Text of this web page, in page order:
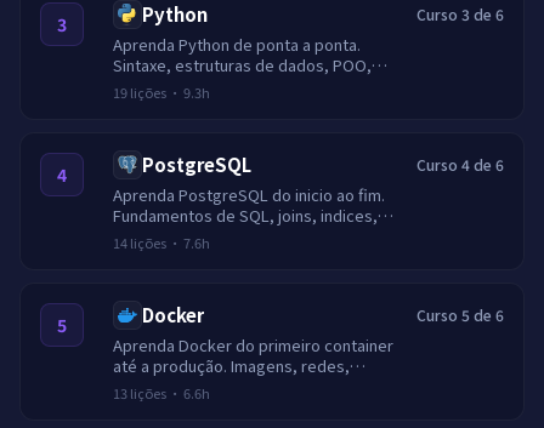
3 Python
Aprenda Python de ponta a ponta.
Sintaxe, estruturas de dados, POO,
geradores, async, testes e
empacotamento.
19lições · 9.3h
Curso 3 de 6
4 PostgreSQL
Aprenda PostgreSQL do inicio ao fim.
Fundamentos de SQL, joins, indices,
transacoes, JSONB, EXPLAIN e design
de schema.
14lições · 7.6h
Curso 4 de 6
5 Docker
Aprenda Docker do primeiro container
até a produção. Imagens, redes,
volumes, Compose, builds multi-stage
e registries seguros.
13lições · 6.6h
Curso 5 de 6